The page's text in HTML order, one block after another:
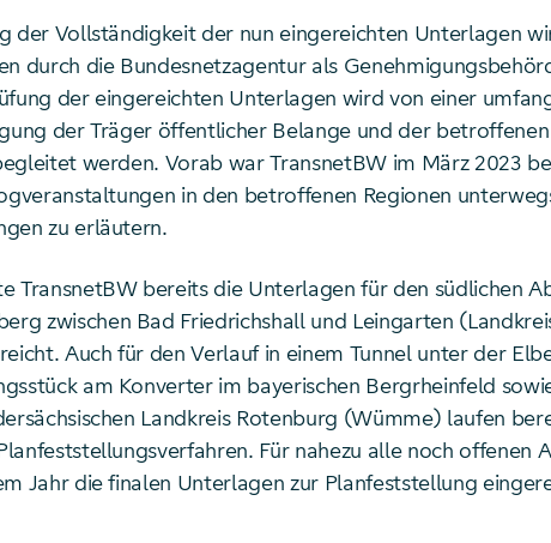
der Vollständigkeit der nun eingereichten Unterlagen
durch die Bundesnetzagentur als
der eingereichten Unterlagen wird von einer
der Träger öffentlicher Belange und der betroffenen
werden. Vorab war TransnetBW im März 2023
in den betroffenen Regionen
zu erläutern.
TransnetBW bereits die Unterlagen für den südlichen
zwischen Bad Friedrichshall und Leingarten
Auch für den Verlauf in einem Tunnel unter der
am Konverter im bayerischen Bergrheinfeld
Landkreis Rotenburg (Wümme) laufen
Für nahezu alle noch offenen
Jahr die finalen Unterlagen zur Planfeststellung